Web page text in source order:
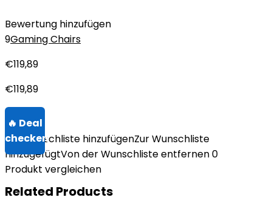
Bewertung hinzufügen
9Gaming Chairs
€119,89
€119,89
Zur Wunschliste hinzufügenZur Wunschliste
hinzugefügtVon der Wunschliste entfernen0
Produkt vergleichen
Related Products